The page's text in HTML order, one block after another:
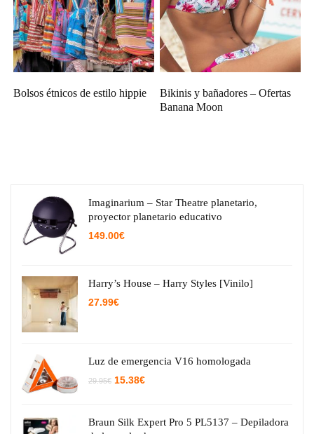
Bolsos étnicos de estilo hippie
Bikinis y bañadores – Ofertas
Banana Moon
Imaginarium – Star Theatre planetario,
proyector planetario educativo
149.00€
Harry’s House – Harry Styles [Vinilo]
27.99€
Luz de emergencia V16 homologada
29.95€ El
29.95€.
15.38€El
15.38€.
Braun Silk Expert Pro 5 PL5137 – Depiladora